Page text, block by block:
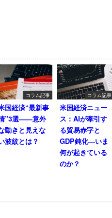
コラム記事
国経済“最新事
”3選――意外
動きと見えな
波紋とは？
コラム記事
米国経済ニュー
ス：AIが牽引す
る貿易赤字と
GDP鈍化―いま
何が起きている
のか？